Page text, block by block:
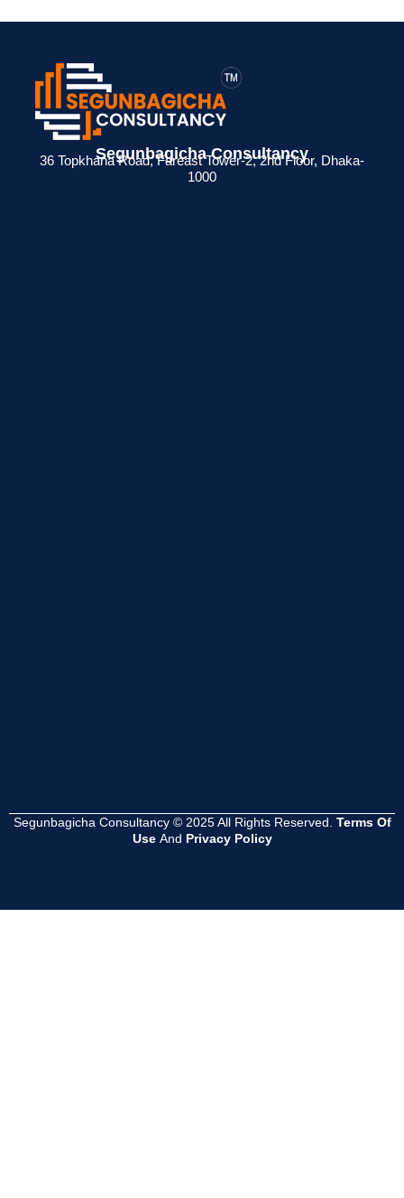
Segunbagicha Consultancy
36 Topkhana Road, Fareast Tower-2, 2nd Floor, Dhaka-
1000
Segunbagicha Consultancy © 2025 All Rights Reserved. Terms Of
Use And Privacy Policy